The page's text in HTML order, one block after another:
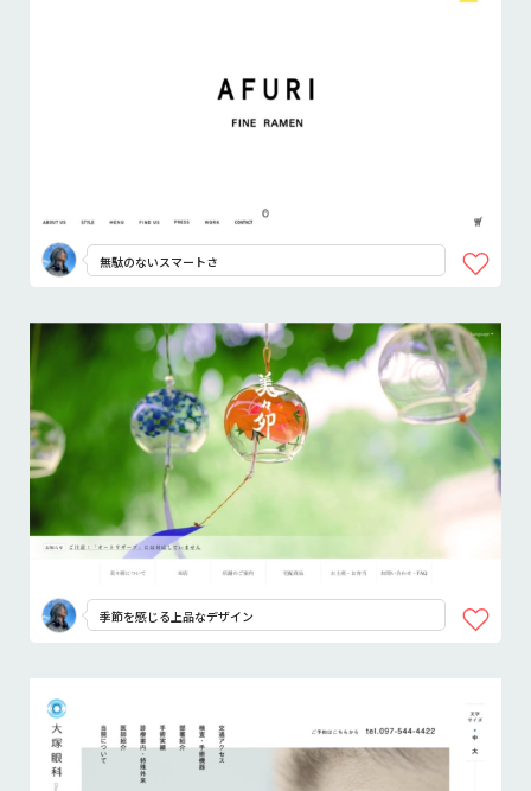
無駄のないスマートさ
季節を感じる上品なデザイン